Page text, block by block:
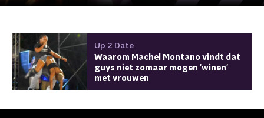
Up 2 Date
Waarom Machel Montano vindt dat
guys niet zomaar mogen 'winen'
met vrouwen